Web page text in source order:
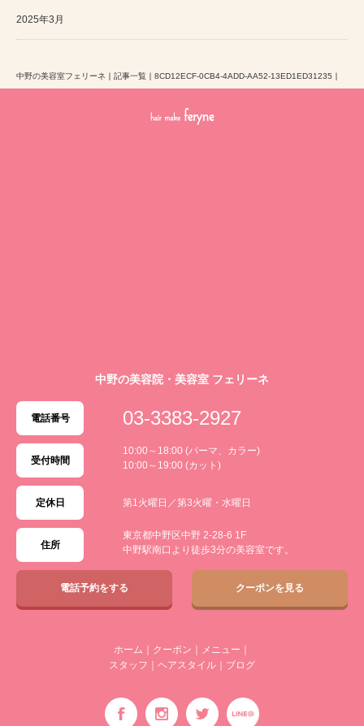
2025年3月
中野の美容室フェリーネ ｜ 記事一覧 ｜ 8CD12ECF-0CB4-4ADD-AA52-13ED1ED31235 ｜
中野の美容院・美容室 フェリーネ
電話番号 03-3383-2927
受付時間
10:00～18:00 (パーマ、カラー)
10:00～19:00 (カット)
定休日 第1火曜日／第3火曜・水曜日
住所
東京都中野区中野 2-28-6 1F
中野駅南口より徒歩3分の美容室です。
電話予約をする クーポンを見る
ホーム ｜ クーポン ｜ メニュー ｜
スタッフ ｜ ヘアスタイル ｜ ブログ